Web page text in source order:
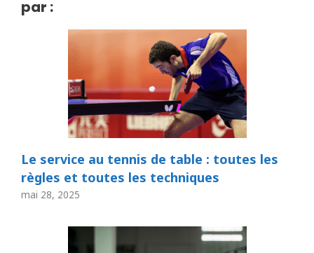
par :
Le service au tennis de table : toutes les
règles et toutes les techniques
mai 28, 2025